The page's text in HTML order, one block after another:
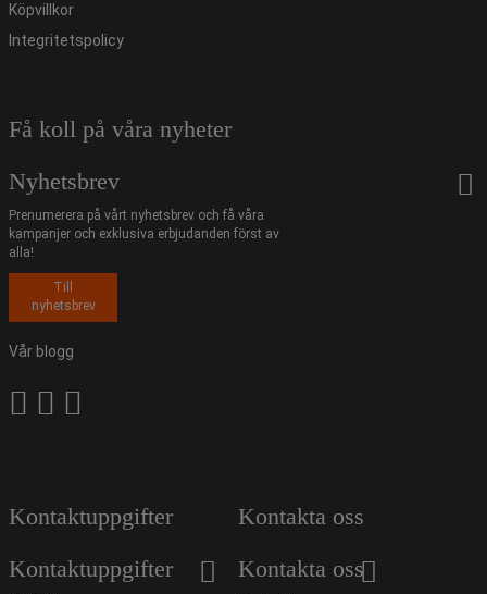
Köpvillkor
Integritetspolicy
Få koll på våra nyheter
Nyhetsbrev
Prenumerera på vårt nyhetsbrev och få våra
kampanjer och exklusiva erbjudanden först av
alla!
Till
nyhetsbrev
Vår blogg
Kontaktuppgifter
Kontaktuppgifter
Kontakta oss
Kontakta oss